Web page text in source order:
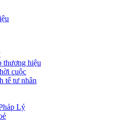
thương hiệu
cuộc
tế tư nhân
Lý